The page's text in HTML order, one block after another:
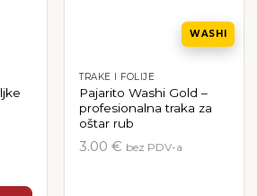
WASHI
TRAKE I FOLIJE
Pajarito Washi Gold –
profesionalna traka za
oštar rub
3.00 € bez PDV-a